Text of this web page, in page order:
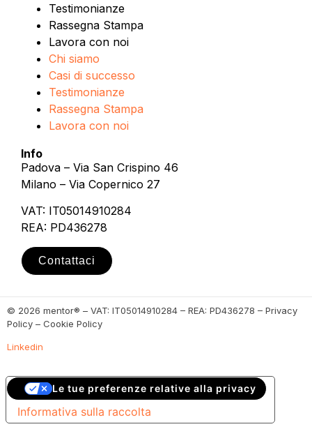
Testimonianze
Rassegna Stampa
Lavora con noi
Chi siamo
Casi di successo
Testimonianze
Rassegna Stampa
Lavora con noi
Info
Padova – Via San Crispino 46
Milano – Via Copernico 27
VAT: IT05014910284
REA: PD436278
Contattaci
© 2026 mentor® – VAT: IT05014910284 – REA: PD436278 – Privacy
Policy – Cookie Policy
Linkedin
Informativa sulla raccolta
Le tue preferenze relative alla privacy